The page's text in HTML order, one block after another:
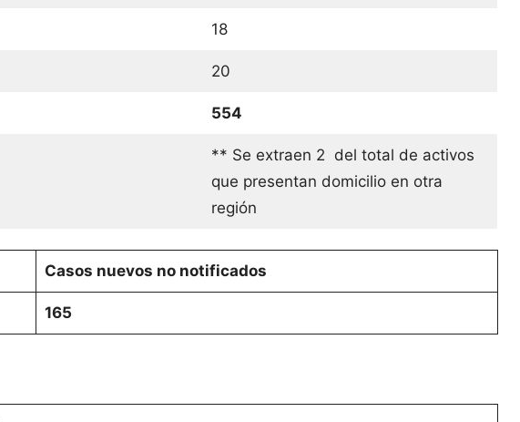
18
20
554
** Se extraen 2 del total de activos
que presentan domicilio en otra
región
Casos nuevos no notificados
165